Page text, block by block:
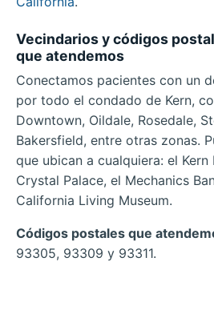
Vecindarios y códigos
que atendemos
Conectamos pacientes con un
por todo el condado de Kern,
Downtown, Oildale, Rosedale,
Bakersfield, entre otras zonas.
que ubican a cualquiera: el Kern
Crystal Palace, el Mechanics
California Living Museum.
Códigos postales que
93305, 93309 y 93311.